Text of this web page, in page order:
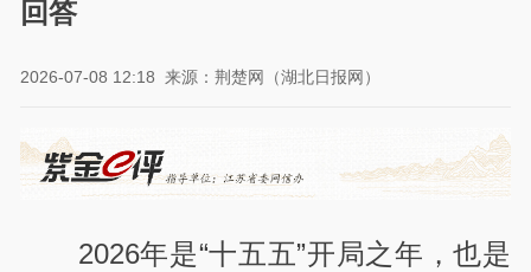
回答
2026-07-08 12:18 来源：荆楚网（湖北日报网）
2026年是“十五五”开局之年，也是